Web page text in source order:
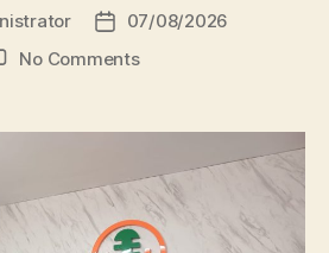
Post
date
07/08/2026
No Commentson
Silaturahmi
Fikom
Unissula,
Pelajari